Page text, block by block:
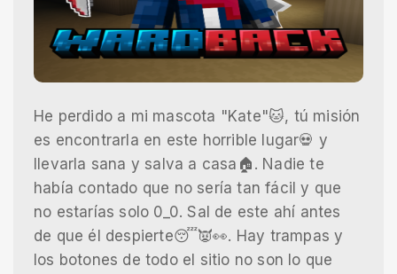
He perdido a mi mascota "Kate"🐱, tú misión
es encontrarla en este horrible lugar💀 y
llevarla sana y salva a casa🏠. Nadie te
había contado que no sería tan fácil y que
no estarías solo 0_0. Sal de este ahí antes
de que él despierte😴👿👀. Hay trampas y
los botones de todo el sitio no son lo que